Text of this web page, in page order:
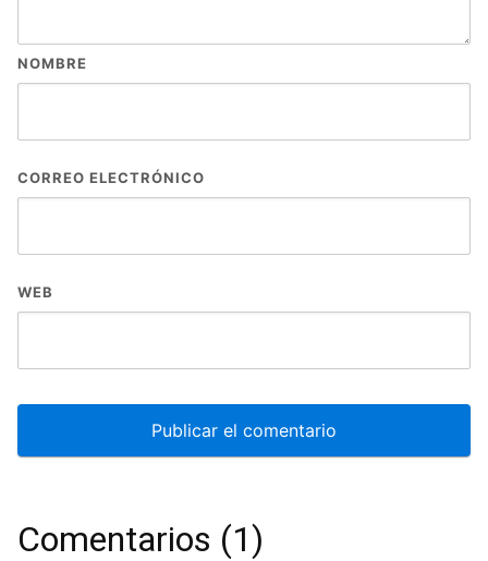
NOMBRE
CORREO ELECTRÓNICO
WEB
Comentarios (1)